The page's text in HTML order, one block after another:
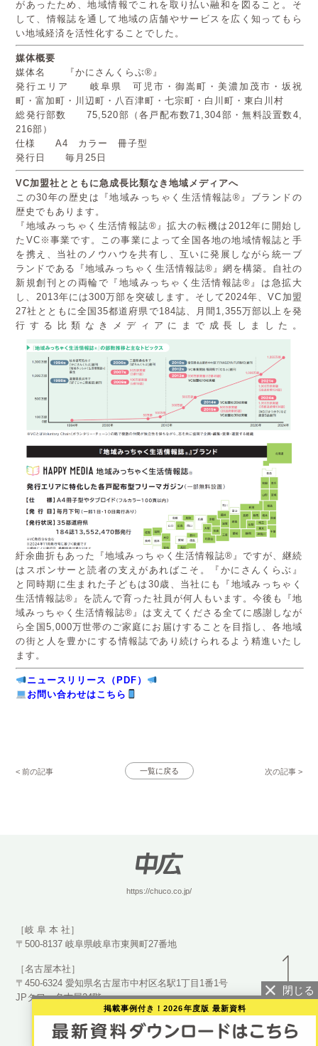
があったため、地域情報でこれを取り払い融和を図ること。そ
して、情報誌を通して地域の店舗やサービスを広く知ってもら
い地域経済を活性化することでした。
媒体概要
媒体名 『かにさんくらぶ®』
発行エリア 岐阜県 可児市・御嵩町・美濃加茂市・坂祝
町・富加町・川辺町・八百津町・七宗町・白川町・東白川村
総発行部数 75,520部（各戸配布数71,304部・無料設置数4,
216部）
仕様 A4 カラー 冊子型
発行日 毎月25日
VC加盟社とともに急成長比類なき地域メディアへ
この30年の歴史は『地域みっちゃく生活情報誌®』ブランドの
歴史でもあります。
『地域みっちゃく生活情報誌®』拡大の転機は2012年に開始し
たVC※事業です。この事業によって全国各地の地域情報誌と手
を携え、当社のノウハウを共有し、互いに発展しながら統一ブ
ランドである『地域みっちゃく生活情報誌®』網を構築。自社の
新規創刊との両輪で『地域みっちゃく生活情報誌®』は急拡大
し、2013年には300万部を突破します。そして2024年、VC加盟
27社とともに全国35都道府県で184誌、月間1,355万部以上を発
行する比類なきメディアにまで成長しました。
紆余曲折もあった『地域みっちゃく生活情報誌®』ですが、継続
はスポンサーと読者の支えがあればこそ。『かにさんくらぶ』
と同時期に生まれた子どもは30歳、当社にも『地域みっちゃく
生活情報誌®』を読んで育った社員が何人もいます。今後も『地
域みっちゃく生活情報誌®』は支えてくださる全てに感謝しなが
ら全国5,000万世帯のご家庭にお届けすることを目指し、各地域
の街と人を豊かにする情報誌であり続けられるよう精進いたし
ます。
ニュースリリース（PDF）
お問い合わせはこちら
一覧に戻る
< 前の記事 次の記事 >
https://chuco.co.jp/
［岐 阜 本 社］
〒500-8137 岐阜県岐阜市東興町27番地
［名古屋本社］
〒450-6324 愛知県名古屋市中村区名駅1丁目1番1号
JPタワー名古屋24階
©2023 CHUCO Co., Ltd.
掲載事例付き！2026年度版 最新資料